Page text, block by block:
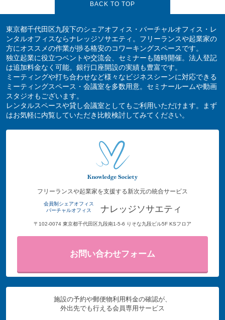
BACK TO TOP
東京都千代田区九段下のシェアオフィス・バーチャルオフィス・レ
ンタルオフィスならナレッジソサエティ。フリーランスや起業家の
方にオススメの作業が捗る格安のコワーキングスペースです。
独立起業に役立つベントや交流会、セミナーも随時開催。法人登記
は追加料金なく可能。銀行口座開設の実績も豊富です。
ミーティングや打ち合わせなど様々なビジネスシーンに対応できる
ミーティングスペース・会議室を多数用意。セミナールームや動画
スタジオもございます。
レンタルスペースや貸し会議室としてもご利用いただけます。まず
はお気軽に内覧していただき比較検討してみてください。
フリーランスや起業家を支援する新次元の統合サービス
会員制シェアオフィス
バーチャルオフィス
ナレッジソサエティ
〒102-0074 東京都千代田区九段南1-5-6 りそな九段ビル5F KSフロア
お問い合わせフォーム
施設の予約や郵便物利用料金の確認が、
外出先でも行える会員専用サービス